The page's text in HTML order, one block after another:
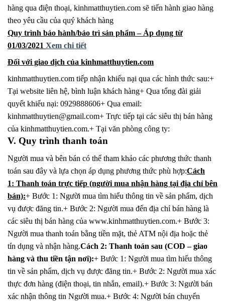
hàng qua điện thoại, kinhmatthuytien.com sẽ tiến hành giao hàng
theo yêu cầu của quý khách hàng
Quy trình bảo hành/bảo trì sản phẩm – Áp dụng từ
01/03/2021 Xem chi tiết
Đối với giao dịch của kinhmatthuytien.com
kinhmatthuytien.com tiếp nhận khiếu nại qua các hình thức sau:+
Tại website liên hệ, bình luận khách hàng+ Qua tổng đài giải
quyết khiếu nại: 0929888606+ Qua email:
kinhmatthuytien@gmail.com+ Trực tiếp tại các siêu thị bán hàng
của kinhmatthuytien.com.+ Tại văn phòng công ty:
V. Quy trình thanh toán
Người mua và bên bán có thể tham khảo các phương thức thanh
toán sau đây và lựa chọn áp dụng phương thức phù hợp:Cách
1: Thanh toán trực tiếp (người mua nhận hàng tại địa chỉ bên
bán):+ Bước 1: Người mua tìm hiểu thông tin về sản phẩm, dịch
vụ được đăng tin.+ Bước 2: Người mua đến địa chỉ bán hàng là
các siêu thị bán hàng của www.kinhmatthuytien.com.+ Bước 3:
Người mua thanh toán bằng tiền mặt, thẻ ATM nội địa hoặc thẻ
tín dụng và nhận hàng.Cách 2: Thanh toán sau (COD – giao
hàng và thu tiền tận nơi):+ Bước 1: Người mua tìm hiểu thông
tin về sản phẩm, dịch vụ được đăng tin.+ Bước 2: Người mua xác
thực đơn hàng (điện thoại, tin nhắn, email).+ Bước 3: Người bán
xác nhận thông tin Người mua.+ Bước 4: Người bán chuyển